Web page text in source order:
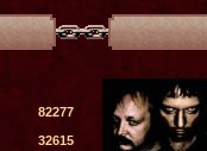
82277
32615